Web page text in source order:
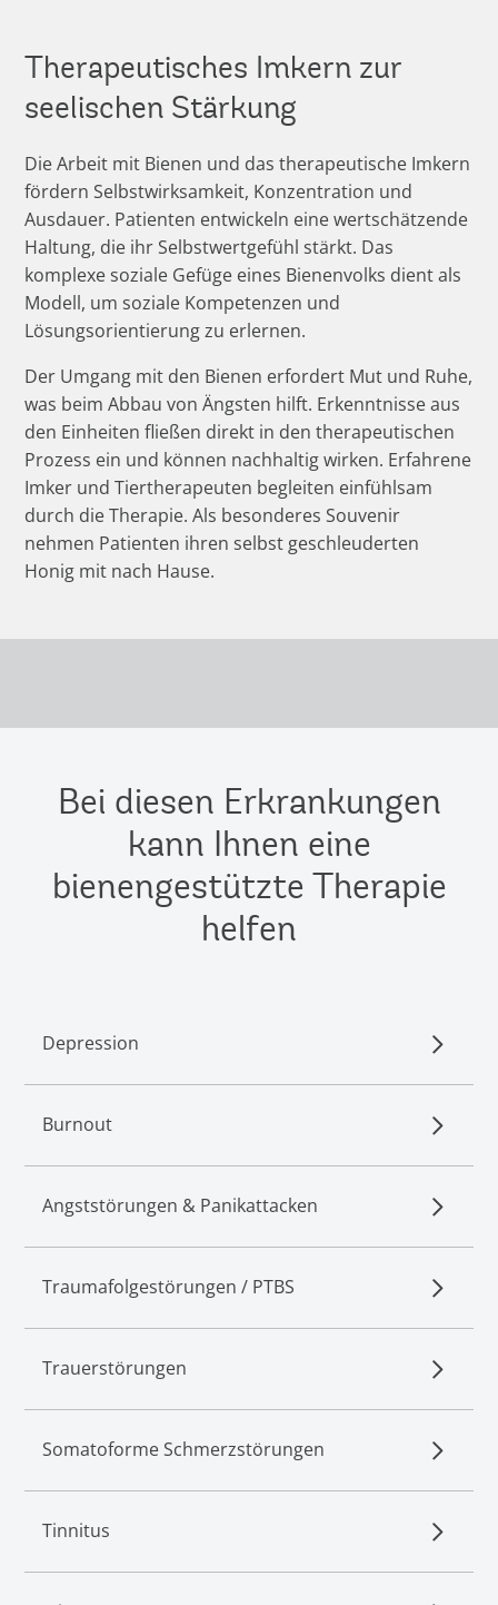
Therapeutisches Imkern zur
seelischen Stärkung
Die Arbeit mit Bienen und das therapeutische Imkern
fördern Selbstwirksamkeit, Konzentration und
Ausdauer. Patienten entwickeln eine wertschätzende
Haltung, die ihr Selbstwertgefühl stärkt. Das
komplexe soziale Gefüge eines Bienenvolks dient als
Modell, um soziale Kompetenzen und
Lösungsorientierung zu erlernen.
Der Umgang mit den Bienen erfordert Mut und Ruhe,
was beim Abbau von Ängsten hilft. Erkenntnisse aus
den Einheiten fließen direkt in den therapeutischen
Prozess ein und können nachhaltig wirken. Erfahrene
Imker und Tiertherapeuten begleiten einfühlsam
durch die Therapie. Als besonderes Souvenir
nehmen Patienten ihren selbst geschleuderten
Honig mit nach Hause.
Bei diesen Erkrankungen
kann Ihnen eine
bienengestützte Therapie
helfen
Depression
Burnout
Angststörungen & Panikattacken
Traumafolgestörungen / PTBS
Trauerstörungen
Somatoforme Schmerzstörungen
Tinnitus